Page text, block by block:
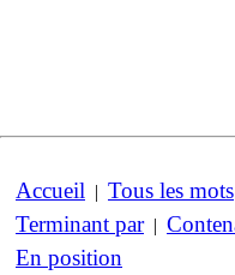
Accueil | Tous les mots
Terminant par|
En position